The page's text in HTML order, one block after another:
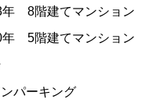
8階建てマンション
5階建てマンション
ーキング